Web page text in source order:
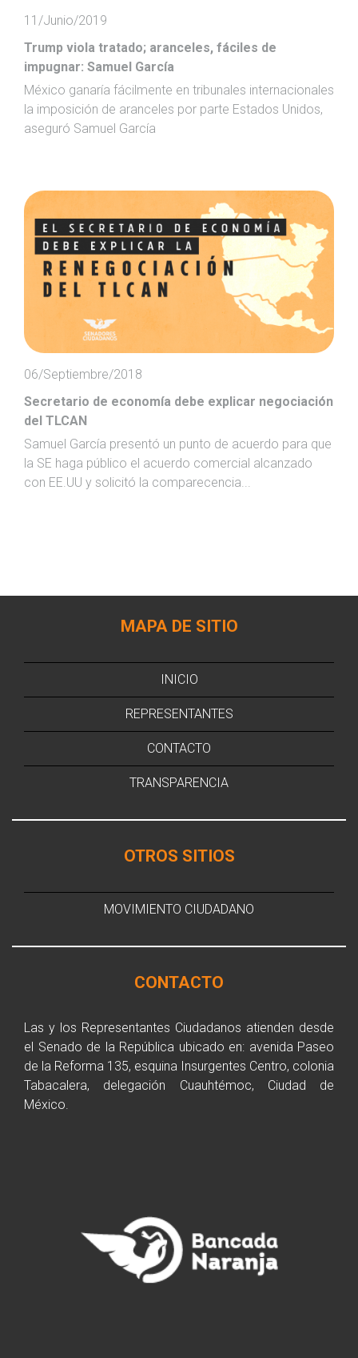
11/Junio/2019
Trump viola tratado; aranceles, fáciles de
impugnar: Samuel García
México ganaría fácilmente en tribunales internacionales
la imposición de aranceles por parte Estados Unidos,
aseguró Samuel García
06/Septiembre/2018
Secretario de economía debe explicar negociación
del TLCAN
Samuel García presentó un punto de acuerdo para que
la SE haga público el acuerdo comercial alcanzado
con EE.UU y solicitó la comparecencia...
MAPA DE SITIO
INICIO
REPRESENTANTES
CONTACTO
TRANSPARENCIA
OTROS SITIOS
MOVIMIENTO CIUDADANO
CONTACTO
Las y los Representantes Ciudadanos atienden desde
el Senado de la República ubicado en: avenida Paseo
de la Reforma 135, esquina Insurgentes Centro, colonia
Tabacalera, delegación Cuauhtémoc, Ciudad de
México.